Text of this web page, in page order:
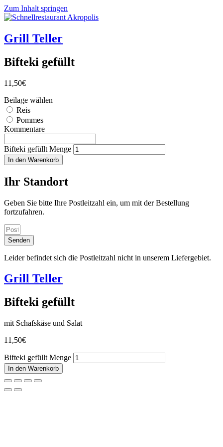
Zum Inhalt springen
Grill Teller
Bifteki gefüllt
11,50€
Beilage wählen
Reis
Pommes
Kommentare
Bifteki gefüllt Menge
In den Warenkorb
Ihr Standort
Geben Sie bitte Ihre Postleitzahl ein, um mit der Bestellung
fortzufahren.
Senden
Leider befindet sich die Postleitzahl nicht in unserem Liefergebiet.
Grill Teller
Bifteki gefüllt
mit Schafskäse und Salat
11,50€
Bifteki gefüllt Menge
In den Warenkorb